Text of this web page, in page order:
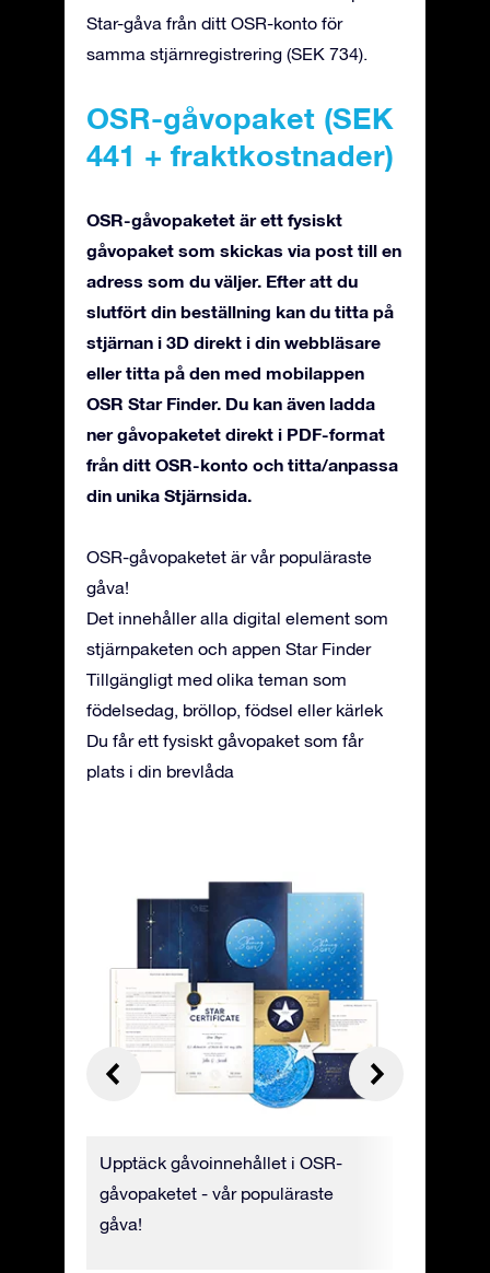
Star-gåva från ditt OSR-konto för
samma stjärnregistrering (SEK 734).
OSR-gåvopaket (SEK
441 + fraktkostnader)
OSR-gåvopaketet är ett fysiskt
gåvopaket som skickas via post till en
adress som du väljer. Efter att du
slutfört din beställning kan du titta på
stjärnan i 3D direkt i din webbläsare
eller titta på den med mobilappen
OSR Star Finder. Du kan även ladda
ner gåvopaketet direkt i PDF-format
från ditt OSR-konto och titta/anpassa
din unika Stjärnsida.
OSR-gåvopaketet är vår populäraste
gåva!
Det innehåller alla digital element som
stjärnpaketen och appen Star Finder
Tillgängligt med olika teman som
födelsedag, bröllop, födsel eller kärlek
Du får ett fysiskt gåvopaket som får
plats i din brevlåda
Upptäck gåvoinnehållet i OSR-
gåvopaketet - vår populäraste
gåva!